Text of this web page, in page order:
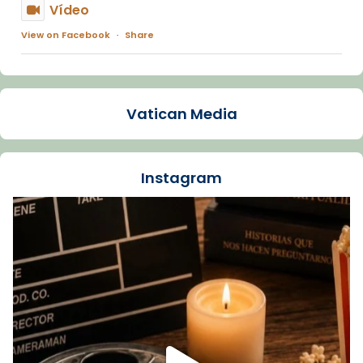
Vídeo
View on Facebook · Share
Arquebisbat de Barcelona
La Carmina va patir depressió. Fa gairebé
dos mesos, a l'Estadi Lluís Companys, la
Recupera l'entrevista comp
Vatican
tican News 👇
www.vaticannews.va/es/iglesia/news/2026-
07/carmina-historia-depresion-papa-viaje-
espana-testimoni...
Foto
View on Facebook · Share
Vatican Media
Instagram